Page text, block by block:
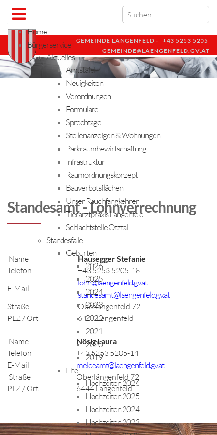
GEMEINDE LÄNGENFELD - +43 5253 5205
GEMEINDE@LAENGENFELD.GV.AT
Home
Bürgerservice
Aktuelles
Amtstafel
Neuigkeiten
Verordnungen
Formulare
Sprechtage
Stellenanzeigen & Wohnungen
Parkraumbewirtschaftung
Infrastruktur
Raumordnungskonzept
Bauverbotsflächen
Unser Rauchfangkehrer
Tierarztpraxis Längenfeld
Schlachtstelle Ötztal
Standesfälle
Geburten
2026
2025
2024
2023
2022
2021
2020
2019
Ehe
Hochzeiten 2026
Hochzeiten 2025
Hochzeiten 2024
Hochzeiten 2023
Standesamt - Lohnverrechnung
NameHausegger Stefanie
Telefon
+43 5253 5205-18
E-Mail
lohn@laengenfeld.gv.at
standesamt@laengenfeld.gv.at
Straße
Oberlängenfeld 72
PLZ / Ort
6444 Längenfeld
Name Nösig Laura
Telefon
+43 5253 5205-14
E-Mail
meldeamt@laengenfeld.gv.at
Straße
Oberlängenfeld 72
PLZ / Ort
6444 Längenfeld